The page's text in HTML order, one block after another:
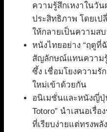
ความรู้สึกเหงาในวั
ประสิทธิภาพ โดยเป
ให้กลายเป็นความสบ
หนังไทยอย่าง “ฤดูที่
สัญลักษณ์แทนความรู้
ซึ้ง เชื่อมโยงความรั
ใหม่เข้าด้วยกัน
อนิเมชั่นและหนังญี่ปุ่
Totoro” นำเสนอเรื่
ที่เรียบง่ายแต่ทรงพลั